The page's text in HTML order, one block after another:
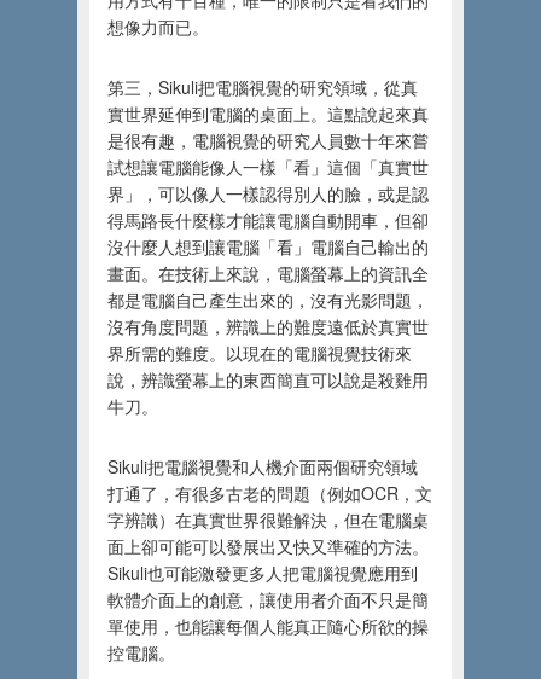
想像力而已。
第三，Sikuli把電腦視覺的研究領域，從真
實世界延伸到電腦的桌面上。這點說起來真
是很有趣，電腦視覺的研究人員數十年來嘗
試想讓電腦能像人一樣「看」這個「真實世
界」，可以像人一樣認得別人的臉，或是認
得馬路長什麼樣才能讓電腦自動開車，但卻
沒什麼人想到讓電腦「看」電腦自己輸出的
畫面。在技術上來說，電腦螢幕上的資訊全
都是電腦自己產生出來的，沒有光影問題，
沒有角度問題，辨識上的難度遠低於真實世
界所需的難度。以現在的電腦視覺技術來
說，辨識螢幕上的東西簡直可以說是殺雞用
牛刀。
Sikuli把電腦視覺和人機介面兩個研究領域
打通了，有很多古老的問題（例如OCR，文
字辨識）在真實世界很難解決，但在電腦桌
面上卻可能可以發展出又快又準確的方法。
Sikuli也可能激發更多人把電腦視覺應用到
軟體介面上的創意，讓使用者介面不只是簡
單使用，也能讓每個人能真正隨心所欲的操
控電腦。